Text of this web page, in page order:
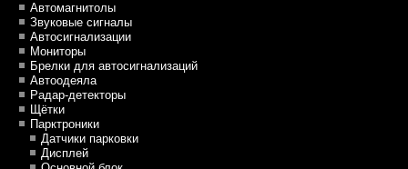
Автомагнитолы
Звуковые сигналы
Автосигнализации
Мониторы
Брелки для автосигнализаций
Автоодеяла
Радар-детекторы
Щётки
Парктроники
Датчики парковки
Дисплей